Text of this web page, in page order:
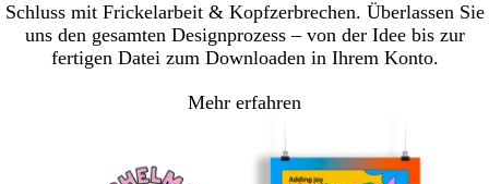
Schluss mit Frickelarbeit & Kopfzerbrechen. Überlassen Sie
uns den gesamten Designprozess – von der Idee bis zur
fertigen Datei zum Downloaden in Ihrem Konto.
Mehr erfahren